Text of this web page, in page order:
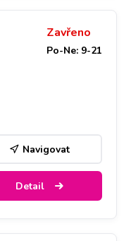
Zavřeno
Po-Ne: 9-21
Navigovat
Detail